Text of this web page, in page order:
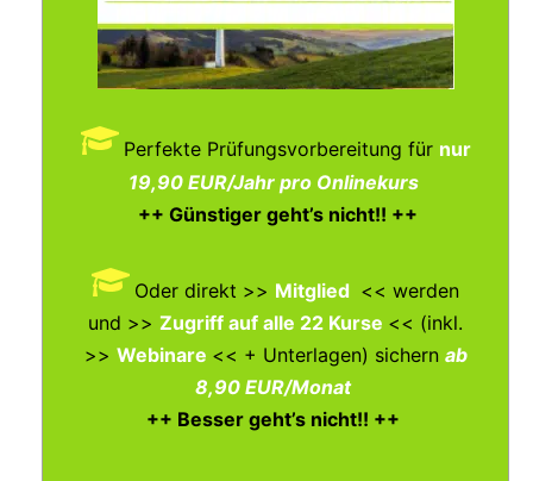
Perfekte Prüfungsvorbereitung für nur
19,90 EUR/Jahr pro Onlinekurs
++ Günstiger geht’s nicht!! ++
Oder direkt >> Mitglied << werden
und >> Zugriff auf alle 22 Kurse << (inkl.
>> Webinare << + Unterlagen) sichern ab
8,90 EUR/Monat
++ Besser geht’s nicht!! ++